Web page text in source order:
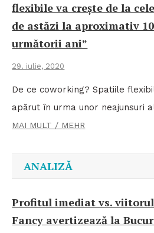
flexibile va crește de la
de astăzi la aproximativ
următorii ani”
29. iulie, 2020
De ce coworking? Spatiile
apărut în urma unor neajunsuri
MAI MULT / MEHR
ANALIZĂ
Profitul imediat vs.
Fancy avertizează la